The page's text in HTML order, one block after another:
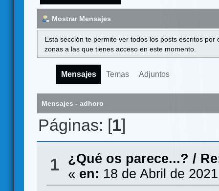
Mostrar Mensajes
Esta sección te permite ver todos los posts escritos
zonas a las que tienes acceso en este momento.
Mensajes Temas Adjuntos
Mensajes - adhoro
Páginas: [1]
1 ¿Qué os parece...? /
« en: 18 de Abril de